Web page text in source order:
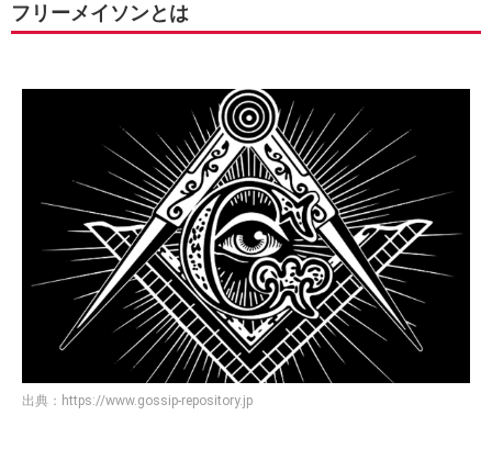
フリーメイソンとは
出典： https://www.gossip-repository.jp